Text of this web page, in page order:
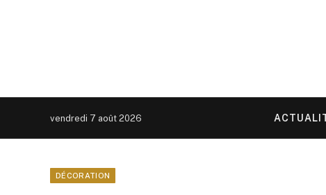
vendredi 7 août 2026
DÉCORATION